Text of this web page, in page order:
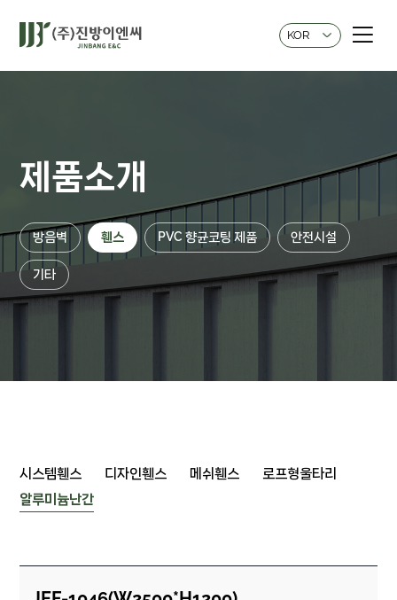
KOR
제품소개
방음벽 휀스 PVC 향균코팅 제품 안전시설
기타
시스템휀스 디자인휀스 메쉬휀스
로프형울타리
알루미늄난간